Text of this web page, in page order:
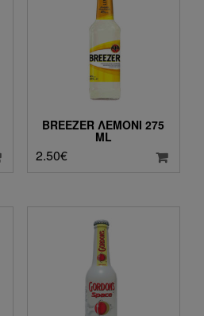
BREEZER ΛΕΜΌΝΙ 275
ML
2.50€